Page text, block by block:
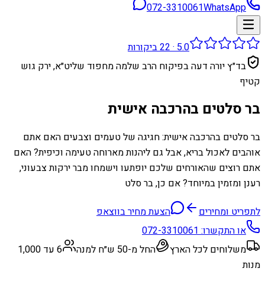
072-3310061WhatsApp
5.0
·
22ביקורות
בד״ץ יורה דעה בפיקוח הרב שלמה מחפוד שליט״א, ירק גוש
קטיף
בר סלטים בהרכבה אישית
בר סלטים בהרכבה אישית: חגיגה של טעמים וצבעים האם אתם
אוהבים לאכול בריא, אבל גם ליהנות מארוחה טעימה וכיפית? האם
אתם רוצים שהאורחים שלכם יופתעו וישמחו מבר ירקות צבעוני,
רענן ומזמין במיוחד? אם כן, בר סלט
לתפריט ומחירים
הצעת מחיר בווצאפ
או התקשרו:072-3310061
משלוחים לכל הארץ
החל מ-50 ש״ח למנה
6 עד 1,000
מנות